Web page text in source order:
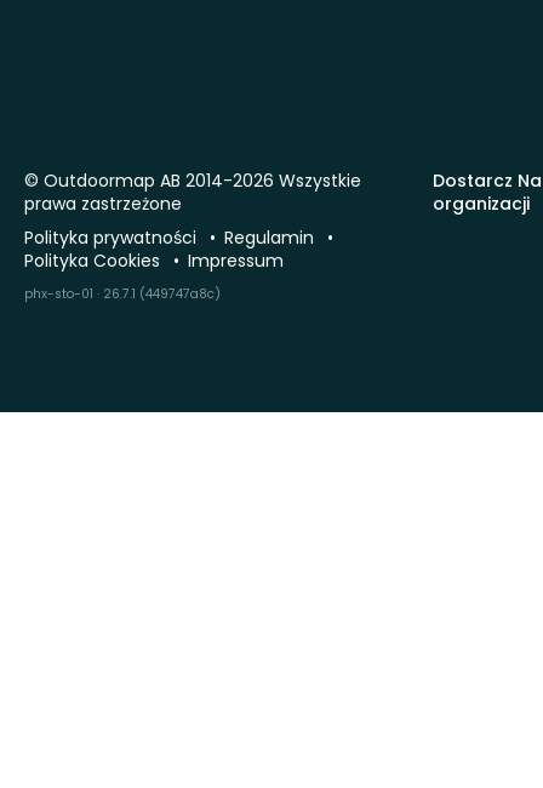
Dostarcz
organizacji
© Outdoormap AB 2014-2026 Wszystkie
prawa zastrzeżone
Polityka prywatności
Regulamin
Polityka Cookies
Impressum
phx-sto-01 · 26.7.1 (449747a8c)